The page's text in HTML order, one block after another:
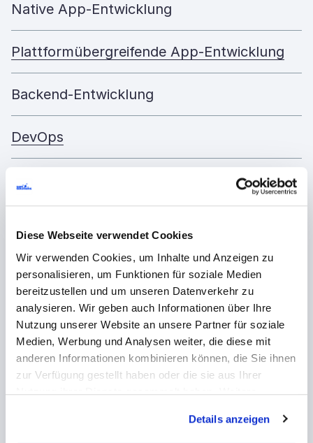
Diese Webseite verwendet Cookies
Wir verwenden Cookies, um Inhalte und Anzeigen zu
personalisieren, um Funktionen für soziale Medien
bereitzustellen und um unseren Datenverkehr zu
analysieren. Wir geben auch Informationen über Ihre
Nutzung unserer Website an unsere Partner für soziale
Medien, Werbung und Analysen weiter, die diese mit
anderen Informationen kombinieren können, die Sie ihnen
zur Verfügung gestellt haben oder die sie aus Ihrer
Nutzung ihrer Dienste gesammelt haben. Weitere
Details anzeigen
Native App-Entwicklung
Plattformübergreifende App-Entwicklung
Backend-Entwicklung
DevOps
Integration
Wartung und Support
iOS-Test-Tools, die wir
verwenden